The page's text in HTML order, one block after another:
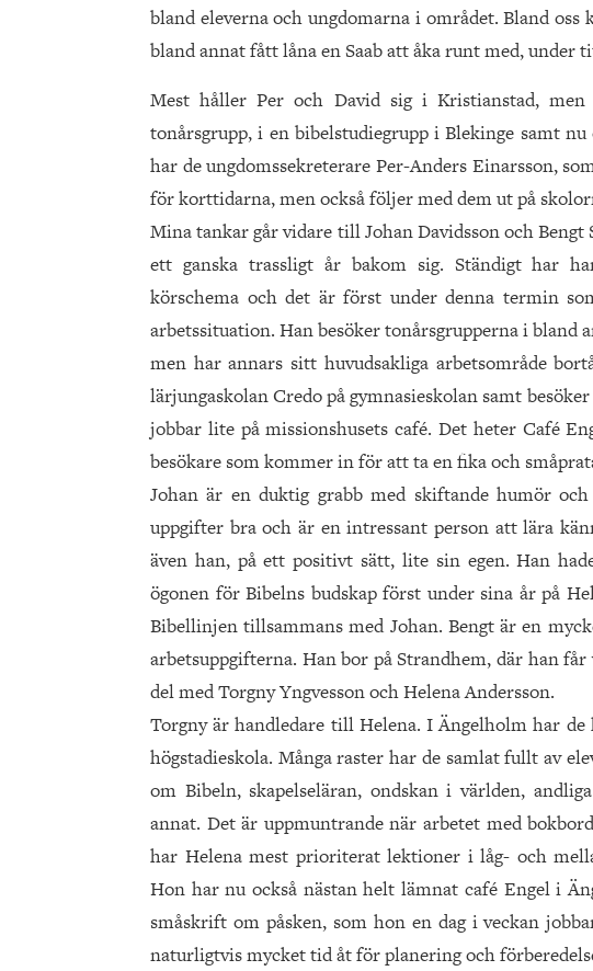
bland eleverna och ungdomarna i området. Bland
bland annat fått låna en Saab att åka runt med, under
Mest håller Per och David sig i Kristianstad,
tonårsgrupp, i en bibelstudiegrupp i Blekinge samt
har de ungdomssekreterare Per-Anders Einarsson,
för korttidarna, men också följer med dem ut på
Mina tankar går vidare till Johan Davidsson och Bengt
ett ganska trassligt år bakom sig. Ständigt har
körschema och det är först under denna termin
arbetssituation. Han besöker tonårsgrupperna i bland
men har annars sitt huvudsakliga arbetsområde
lärjungaskolan Credo på gymnasieskolan samt
jobbar lite på missionshusets café. Det heter Café
besökare som kommer in för att ta en fika och
Johan är en duktig grabb med skiftande humör
uppgifter bra och är en intressant person att lära
även han, på ett positivt sätt, lite sin egen. Han
ögonen för Bibelns budskap först under sina år på
Bibellinjen tillsammans med Johan. Bengt är en
arbetsuppgifterna. Han bor på Strandhem, där han
del med Torgny Yngvesson och Helena Andersson.
Torgny är handledare till Helena. I Ängelholm har
högstadieskola. Många raster har de samlat fullt av
om Bibeln, skapelseläran, ondskan i världen,
annat. Det är uppmuntrande när arbetet med
har Helena mest prioriterat lektioner i låg- och
Hon har nu också nästan helt lämnat café Engel i
småskrift om påsken, som hon en dag i veckan
naturligtvis mycket tid åt för planering och